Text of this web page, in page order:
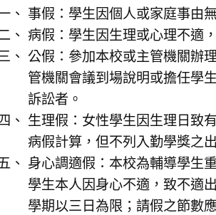
事假：學生因個人或家庭事由
病假：學生因生理或心理不適
公假：參加本校或主管機關辦
管機關會議到場說明或擔任學
訴訟者。
生理假：女性學生因生理日致
病假計算，但不列入勤學獎之
身心調適假：本校為輔導學生
學生本人因身心不適，致不適
學期以三日為限；請假之節數